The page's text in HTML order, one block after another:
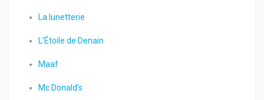
La lunetterie
L’Étoile de Denain
Maaf
Mc Donald’s